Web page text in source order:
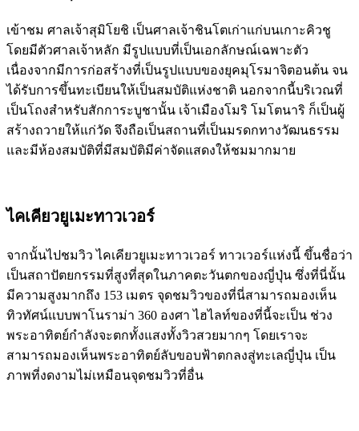
เข้าชม ศาลเจ้าสุมิโยชิ เป็นศาลเจ้าชินโตเก่าแก่บนเกาะคิวชู
โดยมีตัวศาลเจ้าหลัก มีรูปแบบที่เป็นเอกลักษณ์เฉพาะตัว
เนื่องจากมีการก่อสร้างที่เป็นรูปแบบของยุคมุโรมาจิตอนต้น จน
ได้รับการขึ้นทะเบียนให้เป็นสมบัติแห่งชาติ นอกจากนี้บริเวณที่
เป็นโถงสำหรับสักการะบูชานั้น เจ้าเมืองโมริ โมโตนาริ ก็เป็นผู้
สร้างถวายให้แก่วัด จึงถือเป็นสถานที่เป็นมรดกทางวัฒนธรรม
และมีห้องสมบัติที่มีสมบัติมีค่าจัดแสดงให้ชมมากมาย
ไคเคียวยูเมะทาวเวอร์
จากนั้นไปชมวิว ไคเคียวยูเมะทาวเวอร์ ทาวเวอร์แห่งนี้ ขึ้นชื่อว่า
เป็นสถาปัตยกรรมที่สูงที่สุดในภาคตะวันตกของญี่ปุ่น ซึ่งที่นี่นั้น
มีความสูงมากถึง 153 เมตร จุดชมวิวของที่นี่สามารถมองเห็น
ทิวทัศน์แบบพาโนราม่า 360 องศา ไฮไลท์ของที่นี้จะเป็น ช่วง
พระอาทิตย์กำลังจะตกทั้งแสงทั้งวิวสวยมากๆ โดยเราจะ
สามารถมองเห็นพระอาทิตย์ลับขอบฟ้าตกลงสู่ทะเลญี่ปุ่น เป็น
ภาพที่งดงามไม่เหมือนจุดชมวิวที่อื่น